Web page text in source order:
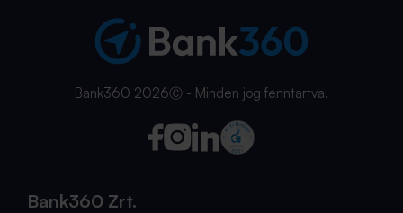
Bank360 2026Ⓒ - Minden jog fenntartva.
Bank360 Zrt.